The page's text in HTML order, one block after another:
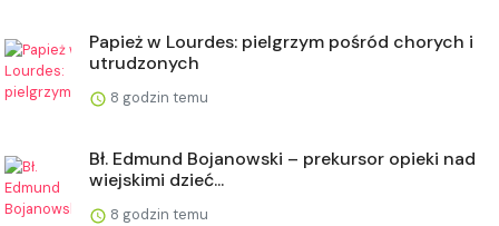
Papież w Lourdes: pielgrzym pośród chorych i
utrudzonych
8 godzin temu
Bł. Edmund Bojanowski – prekursor opieki nad
wiejskimi dzieć...
8 godzin temu